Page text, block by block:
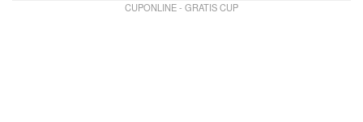
CUPONLINE - GRATIS CUP